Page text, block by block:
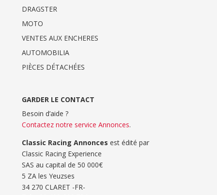
DRAGSTER
MOTO
VENTES AUX ENCHERES
AUTOMOBILIA
PIÈCES DÉTACHÉES
GARDER LE CONTACT
Besoin d’aide ?
Contactez notre service Annonces.
Classic Racing Annonces est édité par
Classic Racing Experience
SAS au capital de 50 000€
5 ZA les Yeuzses
34 270 CLARET -FR-